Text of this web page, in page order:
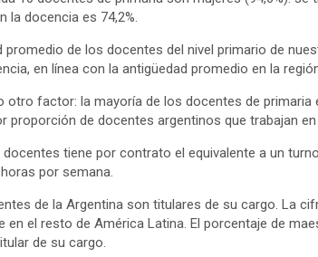
la docencia es 74,2%.
promedio de los docentes del nivel primario de
en línea con la antigüedad promedio en la
otro factor: la mayoría de los docentes de
proporción de docentes argentinos que trabajan
docentes tiene por contrato el equivalente a un
por semana.
de la Argentina son titulares de su cargo. La
en el resto de América Latina. El porcentaje de
de su cargo.